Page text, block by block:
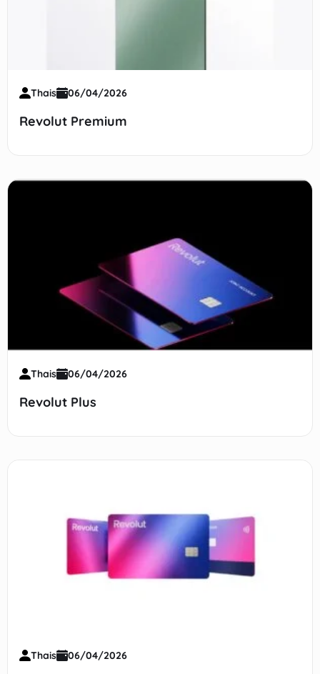
Thais 06/04/2026
Revolut Premium
Thais 06/04/2026
Revolut Plus
Thais 06/04/2026